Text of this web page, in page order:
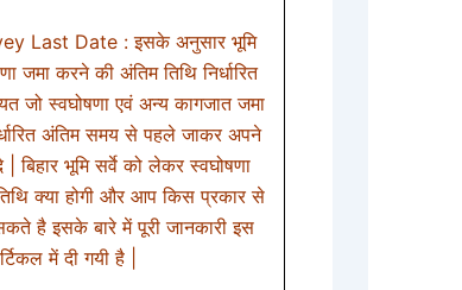
Last Date : इसके अनुसार भूमि
जमा करने की अंतिम तिथि निर्धारित
जो स्वघोषणा एवं अन्य कागजात जमा
अंतिम समय से पहले जाकर अपने
बिहार भूमि सर्वे को लेकर स्वघोषणा
क्या होगी और आप किस प्रकार से
है इसके बारे में पूरी जानकारी इस
में दी गयी है |